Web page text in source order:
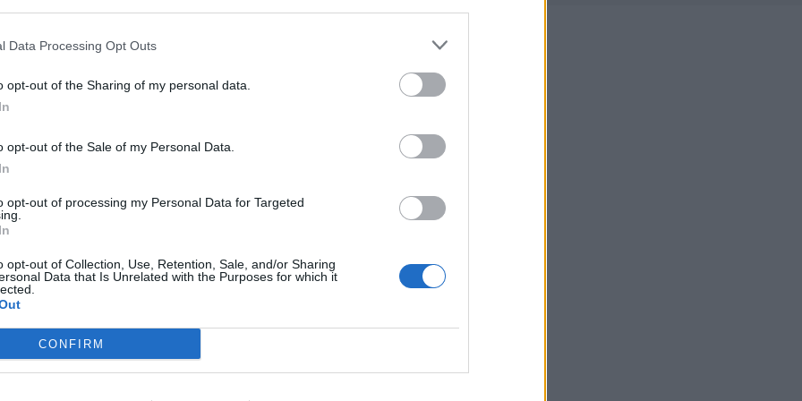
Data Processing Opt Outs
opt-out of the Sharing of my personal data.
opt-out of the Sale of my Personal Data.
opt-out of processing my Personal Data for Targeted
opt-out of Collection, Use, Retention, Sale, and/or Sharing
Data that Is Unrelated with the Purposes for which it
CONFIRM
l’accordo Ue che punta a migliorare il ciclo di
più stringenti per la sostenibilità
dei prodotti durante il loro ciclo di vita, rendendoli più durevoli, affidabili
facilitare il riutilizzo, l’aggiornamento, la riparazione e il
obiettivi – in un’ottica di economia circolare e sostenibile – l’accordo
e del
–ESPR(Ecodesign for Sustainable Products Regulation). Un
un significativo progresso verso l’adozione di norme più stringenti per
mirando a migliorare il ciclo di vita dei prodotti e a promuovere un